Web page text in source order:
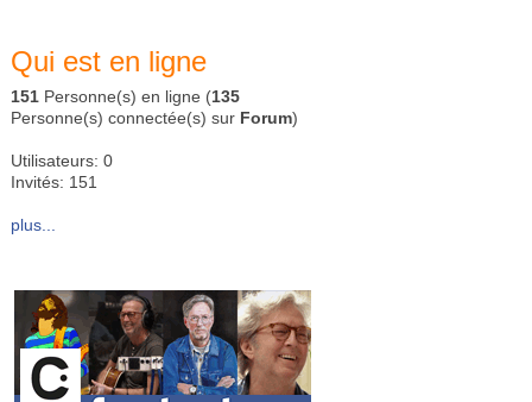
Qui est en ligne
151 Personne(s) en ligne (135
Personne(s) connectée(s) sur Forum)
Utilisateurs: 0
Invités: 151
plus...